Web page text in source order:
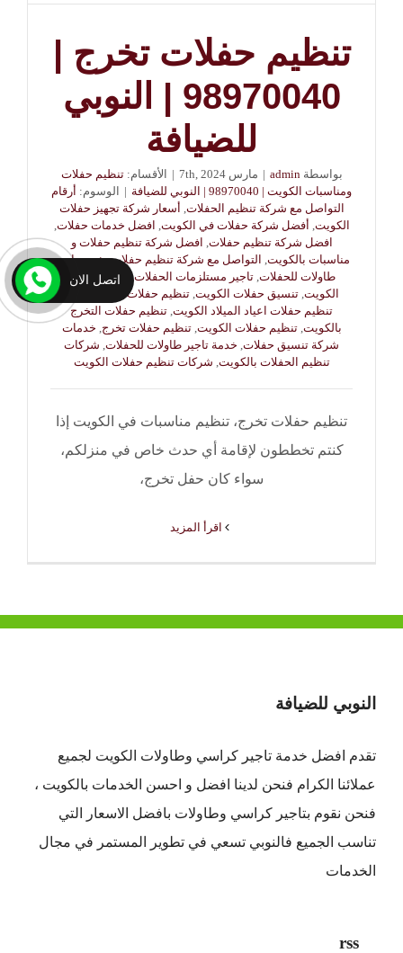
تنظيم حفلات تخرج |
98970040 | النوبي
للضيافة
بواسطةadmin
| مارس 7th, 2024 | الأقسام:تنظيم حفلات
ومناسبات الكويت | 98970040 | النوبي للضيافة
| الوسوم: أرقام
التواصل مع شركة تنظيم الحفلات, أسعار شركة تجهيز حفلات
الكويت, أفضل شركة حفلات في الكويت, افضل خدمات حفلات,
افضل شركة تنظيم حفلات, افضل شركة تنظيم حفلات و
مناسبات بالكويت, التواصل مع شركة تنظيم حفلات تخرج,تاجير
طاولات للحفلات,تاجير مستلزمات الحفلات,
تجهيز حفلات
الكويت,تنسيق حفلات الكويت,تنظيم حفلات اعياد الميلاد
تنظيم حفلات اعياد الميلاد الكويت, تنظيم حفلات التخرج
بالكويت,تنظيم حفلات الكويت,تنظيم حفلات تخرج, خدمات
شركة تنسيق حفلات, خدمة تاجير طاولات للحفلات, شركات
تنظيم الحفلات بالكويت, شركات تنظيم حفلات الكويت
تنظيم حفلات تخرج، تنظيم مناسبات في الكويت إذا
كنتم تخططون لإقامة أي حدث خاص في منزلكم،
سواء كان حفل تخرج،
النوبي للضيافة
تقدم افضل خدمة تاجير كراسي وطاولات الكويت لجميع
عملائنا الكرام فنحن لدينا افضل و احسن الخدمات بالكويت ،
فنحن نقوم بتاجير كراسي وطاولات بافضل الاسعار التي
تناسب الجميع فالنوبي تسعي في تطوير المستمر في مجال
الخدمات
rss
اتصل الان